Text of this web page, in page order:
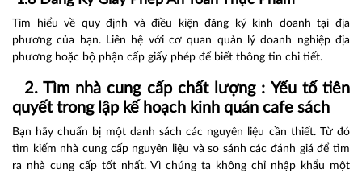
Tìm hiểu về quy định và điều kiện đăng ký kinh doanh tại địa
phương của bạn. Liên hệ với cơ quan quản lý doanh nghiệp địa
phương hoặc bộ phận cấp giấy phép để biết thông tin chi tiết.
2. Tìm nhà cung cấp chất lượng : Yếu tố tiên
quyết trong lập kế hoạch kinh quán cafe sách
Bạn hãy chuẩn bị một danh sách các nguyên liệu cần thiết. Từ đó
tìm kiếm nhà cung cấp nguyên liệu và so sánh các đánh giá để tìm
ra nhà cung cấp tốt nhất. Vì chúng ta không chỉ nhập khẩu một